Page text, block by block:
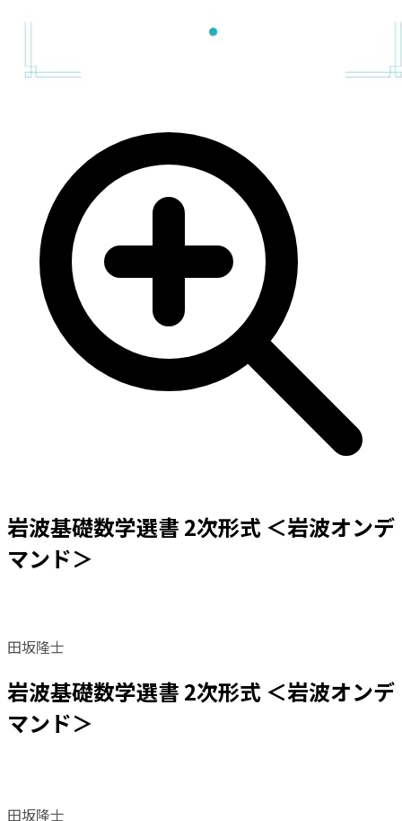
岩波基礎数学選書 2次形式 ＜岩波オンデ
マンド＞
田坂隆士
岩波基礎数学選書 2次形式 ＜岩波オンデ
マンド＞
田坂隆士